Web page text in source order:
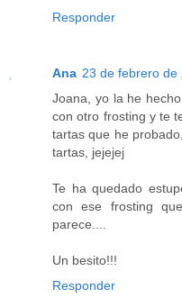
Responder
Ana 23 de febrero de
Joana, yo la he
con otro frosting y te
tartas que he
tartas, jejejej
Te ha quedado
con ese frosting
parece....
Un besito!!!
Responder